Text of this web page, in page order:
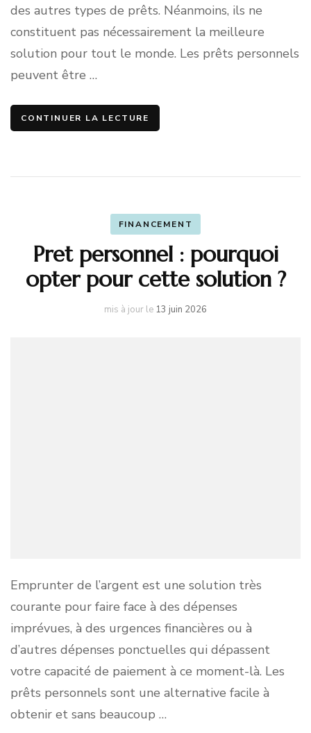
des autres types de prêts. Néanmoins, ils ne
constituent pas nécessairement la meilleure
solution pour tout le monde. Les prêts personnels
peuvent être …
CONTINUER LA LECTURE
FINANCEMENT
Pret personnel : pourquoi
opter pour cette solution ?
mis à jour le 13 juin 2026
Emprunter de l’argent est une solution très
courante pour faire face à des dépenses
imprévues, à des urgences financières ou à
d’autres dépenses ponctuelles qui dépassent
votre capacité de paiement à ce moment-là. Les
prêts personnels sont une alternative facile à
obtenir et sans beaucoup …